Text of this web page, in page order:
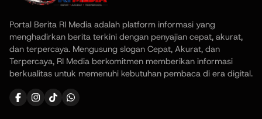
Portal Berita RI Media adalah platform informasi yang
menghadirkan berita terkini dengan penyajian cepat, akurat,
dan terpercaya. Mengusung slogan Cepat, Akurat, dan
Terpercaya, RI Media berkomitmen memberikan informasi
berkualitas untuk memenuhi kebutuhan pembaca di era digital.